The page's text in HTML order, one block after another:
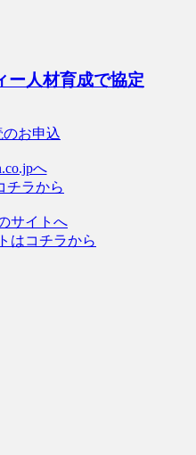
人材育成で協定
チラから
はコチラから